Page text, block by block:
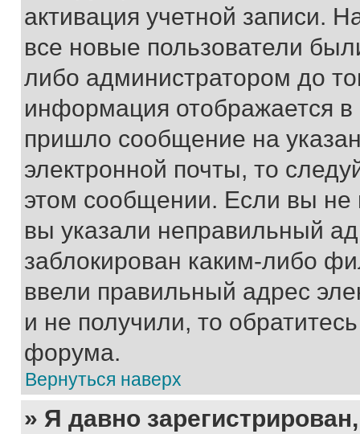
активация учетной записи.
все новые пользователи
либо администратором до
информация отображается
пришло сообщение на
электронной почты, то
этом сообщении. Если вы
вы указали неправильный
заблокирован каким-либо
ввели правильный адрес
и не получили, то
форума.
Вернуться наверх
» Я давно